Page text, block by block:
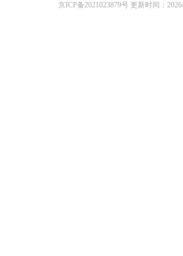
京ICP备2021023879号更新时间：